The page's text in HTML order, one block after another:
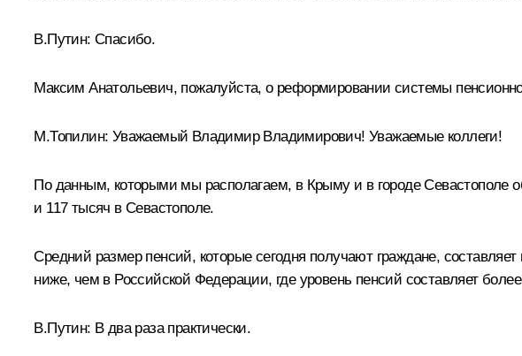
В.Путин: Спасибо.
Максим Анатольевич, пожалуйста, о реформировании системы
М.Топилин: Уважаемый Владимир Владимирович! Уважаемые коллеги!
По данным, которыми мы располагаем, в Крыму и в городе Севастополе
и 117 тысяч в Севастополе.
Средний размер пенсий, которые сегодня получают граждане,
ниже, чем в Российской Федерации, где уровень пенсий составляет
В.Путин: В два раза практически.